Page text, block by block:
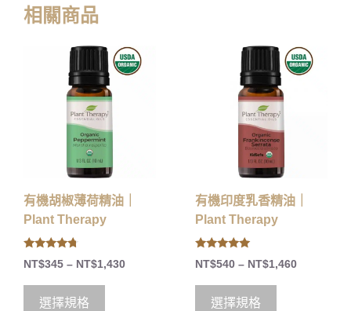
相關商品
有機胡椒薄荷精油｜
Plant Therapy
4.50
out of 5
NT$345 – NT$1,430
選擇規格
有機印度乳香精油｜
Plant Therapy
5.00
out of 5
NT$540 – NT$1,460
選擇規格